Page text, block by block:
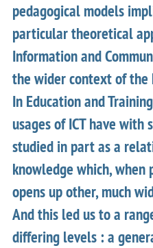
pedagogical models
particular theoretical
Information and
the wider context of the
In Education and
usages of ICT have with
studied in part as a
knowledge which,
opens up other, much
And this led us to a
differing levels : a